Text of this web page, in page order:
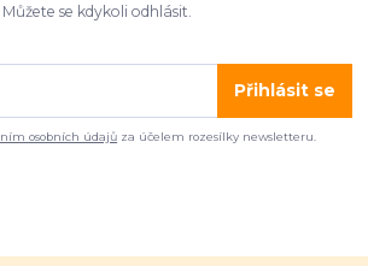
Můžete se kdykoli odhlásit.
Přihlásit se
osobních údajů za účelem rozesílky newsletteru.